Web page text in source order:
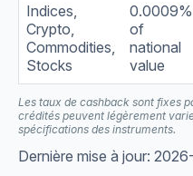
Indices,
Crypto,
Commodities,
Stocks
0.0009%
of
national
value
Les taux de cashback sont fixes
crédités peuvent légèrement
spécifications des instruments.
Dernière mise à jour: